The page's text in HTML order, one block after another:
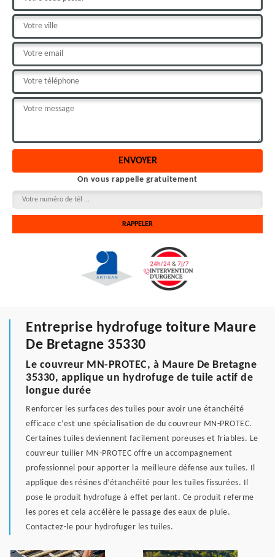
On vous rappelle gratuitement
Entreprise hydrofuge toiture Maure
De Bretagne 35330
Le couvreur MN-PROTEC, à Maure De Bretagne
35330, applique un hydrofuge de tuile actif de
longue durée
Renforcer les surfaces des tuiles pour avoir une étanchéité
efficace c’est une spécialisation de du couvreur MN-PROTEC.
Certaines tuiles deviennent facilement poreuses et friables. Le
couvreur tuilier MN-PROTEC offre un accompagnement
professionnel pour apporter la meilleure défense aux tuiles. Il
applique des résines d’étanchéité pour les tuiles fissurées. Il
pose le produit hydrofuge à effet perlant. Ce produit referme
les pores et cela accélère le passage des eaux de pluie.
Contactez-le pour hydrofuger les tuiles.